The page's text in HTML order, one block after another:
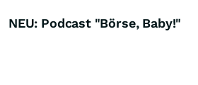
NEU: Podcast "Börse, Baby!"